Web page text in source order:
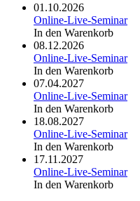
01.10.2026
Online-Live-Seminar
In den Warenkorb
08.12.2026
Online-Live-Seminar
In den Warenkorb
07.04.2027
Online-Live-Seminar
In den Warenkorb
18.08.2027
Online-Live-Seminar
In den Warenkorb
17.11.2027
Online-Live-Seminar
In den Warenkorb